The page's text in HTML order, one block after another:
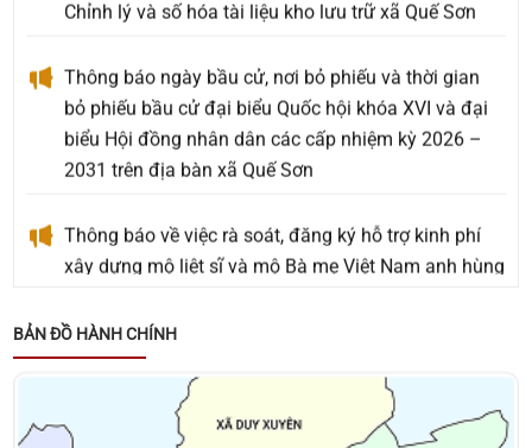
bỏ phiếu bầu cử đại biểu Quốc hội khóa XVI và đại
biểu Hội đồng nhân dân các cấp nhiệm kỳ 2026 –
2031 trên địa bàn xã Quế Sơn
xây dựng mộ liệt sĩ và mộ Bà mẹ Việt Nam anh hùng
an táng ngoài Nghĩa trang Liệt sĩ phát sinh mới
cách mạng, thân nhân người có công với cách
mạng, đối tượng bảo trợ xã hội và đối tượng đặc thù
BẢN ĐỒ HÀNH CHÍNH